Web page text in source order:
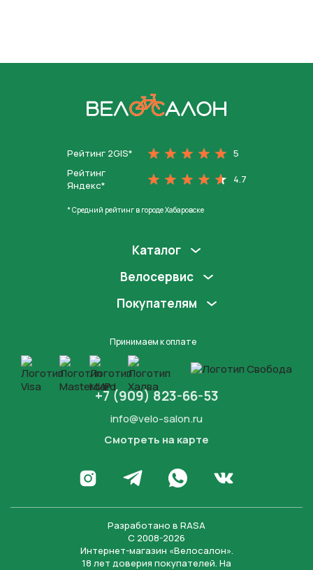
Рейтинг 2GIS*
5
Рейтинг
Яндекс*
4.7
* Средний рейтинг в городе Хабаровске
Каталог
Велосервис
Покупателям
Принимаем к оплате
+7 (909) 823-66-53
info@velo-salon.ru
Смотреть на карте
Перейти в Инстаграм
Написать в Телеграм
Написать в WhatsApp
Перейти во
Разработано в RASA
С 2008-2026
Интернет-магазин «Велосалон».
18 лет доверия покупателей. На